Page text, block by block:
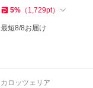
5% （ 1,729pt）
最短8/8お届け
カロッツェリア